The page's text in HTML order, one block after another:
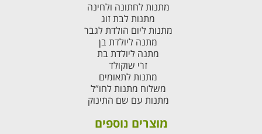
מתנות לחתונה ולחינה
מתנות לבת זוג
מתנות ליום הולדת לגבר
מתנה ליולדת בן
מתנה ליולדת בת
זרי שוקולד
מתנות לתאומים
משלוח מתנות לחו”ל
מתנות עם שם התינוק
מוצרים נוספים